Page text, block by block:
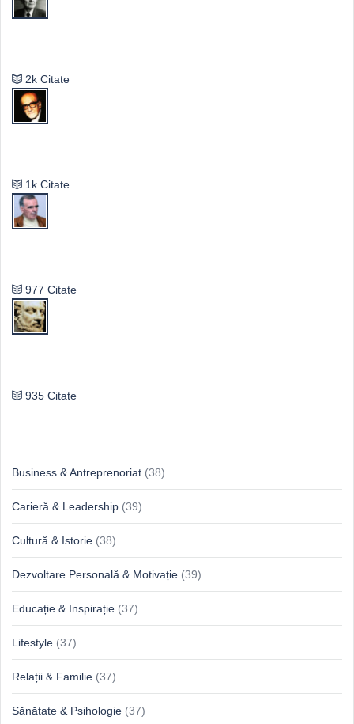
2k Citate
1k Citate
977 Citate
935 Citate
Business & Antreprenoriat (38)
Carieră & Leadership (39)
Cultură & Istorie (38)
Dezvoltare Personală & Motivație (39)
Educație & Inspirație (37)
Lifestyle (37)
Relații & Familie (37)
Sănătate & Psihologie (37)